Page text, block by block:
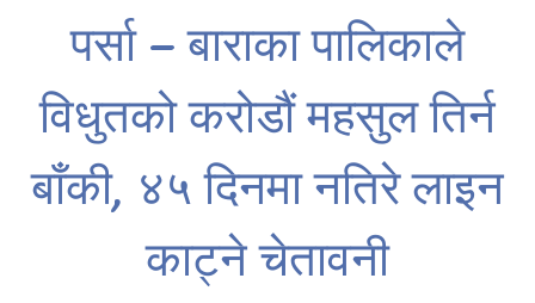
पर्सा – बाराका पालिकाले
विधुतको करोडौं महसुल तिर्न
बाँकी, ४५ दिनमा नतिरे लाइन
काट्ने चेतावनी